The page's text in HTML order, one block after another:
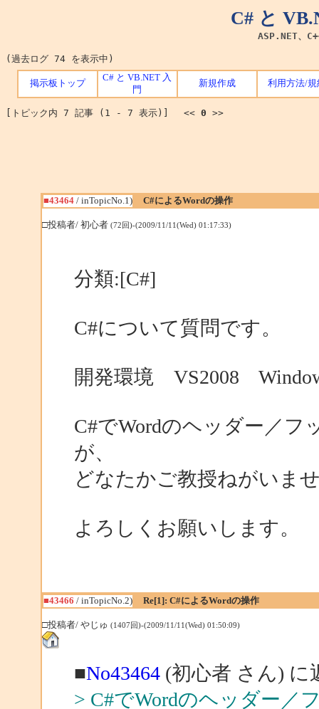
C# と
ASP.NET、
(過去ログ 74 を表示中)
掲示板トップ
C# と VB.NET 入
門
新規作成 利用方法/規
[トピック内 7 記事 (1 - 7 表示)] << 0 >>
■43464/ inTopicNo.1) C#によるWordの操作
□投稿者/ 初心者 (72回)-(2009/11/11(Wed) 01:17:33)
分類:[C#]
C#について質問です。
開発環境 VS2008
C#でWordのヘッダー／フ
が、
どなたかご教授ねがいま
よろしくお願いします。
■43466 / inTopicNo.2) Re[1]: C#によるWordの操作
□投稿者/ やじゅ (1407回)-(2009/11/11(Wed) 01:50:09)
■No43464(初心者 さん) に
> C#でWordのヘッダー／